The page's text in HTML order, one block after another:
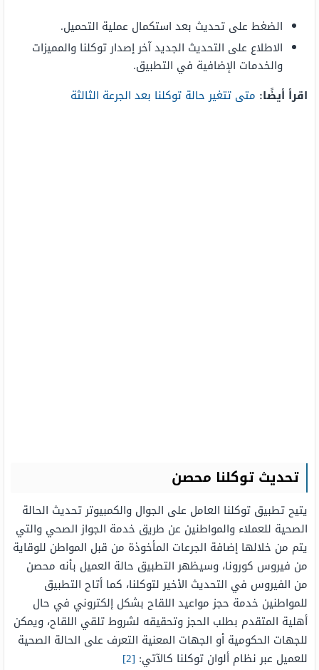
الضغط على تحديث بعد استكمال عملية التحميل.
الاطلاع على التحديث الجديد آخر إصدار توكلنا والمميزات
والخدمات الإضافية في التطبيق.
اقرأ أيضًا: متى تتغير حالة توكلنا بعد الجرعة الثالثة
تحديث توكلنا محصن
يتيح تطبيق توكلنا العامل على الجوال والكمبيوتر تحديث الحالة
الصحية للعملاء والمواطنين عن طريق خدمة الجواز الصحي والتي
يتم من خلالها إضافة الجرعات المأخوذة من قبل المواطن للوقاية
من فيروس كورونا، وسيظهر التطبيق حالة العميل بأنه محصن
من الفيروس في التحديث الأخير لتوكلنا، كما أتاح التطبيق
للمواطنين خدمة حجز مواعيد اللقاح بشكل إلكتروني في حال
أهلية المتقدم بطلب الحجز وتحقيقه لشروط تلقي اللقاح، ويمكن
للجهات الحكومية أو الجهات المعنية التعرف على الحالة الصحية
للعميل عبر نظام ألوان توكلنا كالآتي: [2]